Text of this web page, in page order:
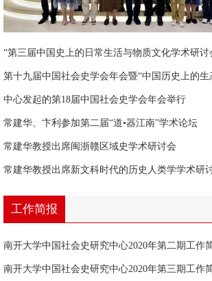
“第三届中国史上的日常生活与物质文化学术研讨
第十九届中国社会史学会年会暨“中国历史上的生
中心发起的第18届中国社会史学会年会举行
常建华、卞利参加第二届“道•器江南”学术论坛
常建华教授出席闽浙赣区域史学术研讨会
常建华教授出席新文科时代的历史人类学学术研
工作简报
南开大学中国社会史研究中心2020年第二期工作
南开大学中国社会史研究中心2020年第三期工作